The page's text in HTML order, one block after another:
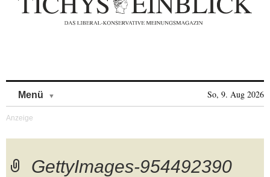
Menü So, 9. Aug 2026
GettyImages-954492390